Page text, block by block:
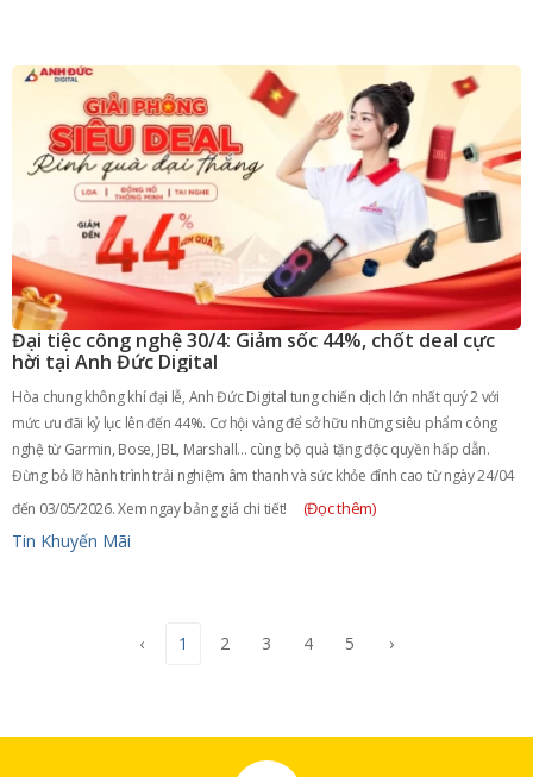
Đại tiệc công nghệ 30/4: Giảm sốc 44%, chốt deal cực
hời tại Anh Đức Digital
Hòa chung không khí đại lễ, Anh Đức Digital tung chiến dịch lớn nhất quý 2 với
mức ưu đãi kỷ lục lên đến 44%. Cơ hội vàng để sở hữu những siêu phẩm công
nghệ từ Garmin, Bose, JBL, Marshall... cùng bộ quà tặng độc quyền hấp dẫn.
Đừng bỏ lỡ hành trình trải nghiệm âm thanh và sức khỏe đỉnh cao từ ngày 24/04
đến 03/05/2026. Xem ngay bảng giá chi tiết!
(Đọc thêm)
Tin Khuyến Mãi
‹ 1 2 3 4 5 ›